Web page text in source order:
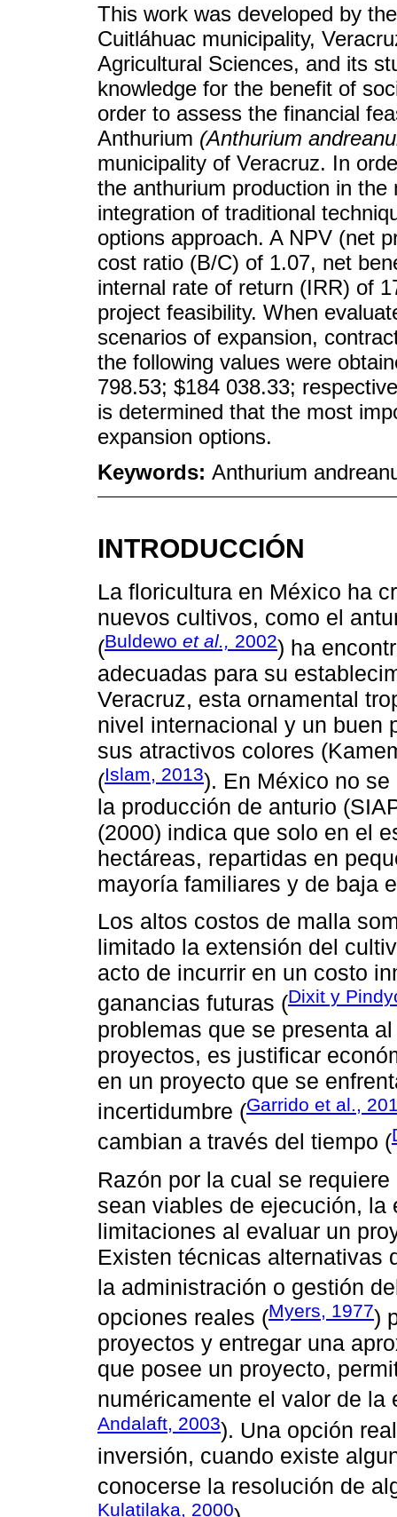
This work was developed by
Cuitláhuac municipality,
Agricultural Sciences, and its
knowledge for the benefit of
order to assess the financial
Anthurium (Anthurium
municipality of Veracruz. In
the anthurium production in
integration of traditional
options approach. A NPV (net
cost ratio (B/C) of 1.07, net
internal rate of return (IRR) of
project feasibility. When
scenarios of expansion,
the following values were
798.53; $184 038.33;
is determined that the most
expansion options.
Keywords: Anthurium
INTRODUCCIÓN
La floricultura en México ha
nuevos cultivos, como el
(Buldewo et al., 2002) ha
adecuadas para su
Veracruz, esta ornamental
nivel internacional y un buen
sus atractivos colores
(Islam, 2013). En México no
la producción de anturio
(2000) indica que solo en el
hectáreas, repartidas en
mayoría familiares y de baja
Los altos costos de malla
limitado la extensión del
acto de incurrir en un costo
ganancias futuras (Dixit y
problemas que se presenta
proyectos, es justificar
en un proyecto que se
incertidumbre (Garrido et al.,
cambian a través del tiempo (
Razón por la cual se
sean viables de ejecución,
limitaciones al evaluar un
Existen técnicas alternativas
la administración o gestión
opciones reales (Myers, 1977)
proyectos y entregar una
que posee un proyecto,
numéricamente el valor de la
Andalaft, 2003). Una opción
inversión, cuando existe
conocerse la resolución de
Kulatilaka, 2000